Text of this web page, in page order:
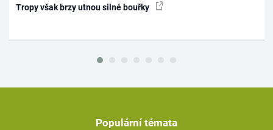
Tropy však brzy utnou silné bouřky
Populární témata